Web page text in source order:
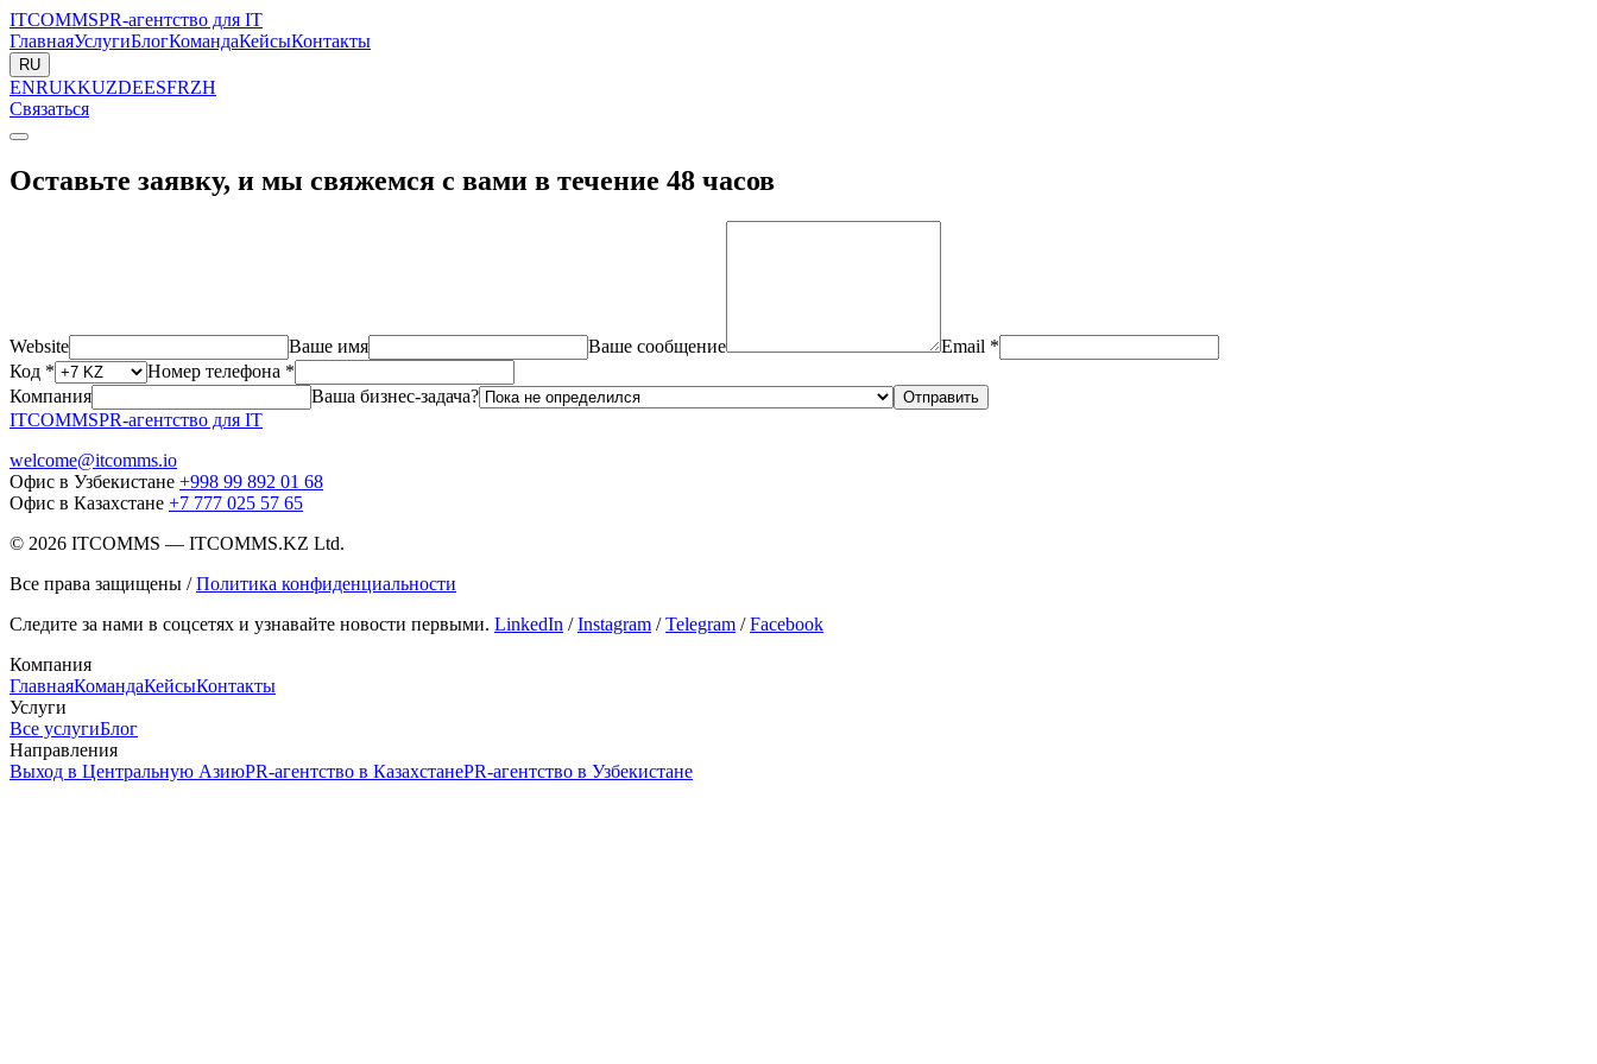
ITCOMMSPR-агентство для IT
ГлавнаяУслугиБлогКомандаКейсыКонтакты
RU
ENRUKKUZDEESFRZH
Связаться
Оставьте заявку, и мы свяжемся с вами в течение 48 часов
Website Ваше имя Ваше сообщение
Email *
Код *
Номер телефона *
Компания
Ваша бизнес-задача? Отправить
ITCOMMSPR-агентство для IT
welcome@itcomms.io
Офис в Узбекистане +998 99 892 01 68
Офис в Казахстане +7 777 025 57 65
© 2026 ITCOMMS — ITCOMMS.KZ Ltd.
Все права защищены / Политика конфиденциальности
Следите за нами в соцсетях и узнавайте новости первыми. LinkedIn /Instagram /Telegram /Facebook
Компания
ГлавнаяКомандаКейсыКонтакты
Услуги
Все услугиБлог
Направления
Выход в Центральную АзиюPR-агентство в КазахстанеPR-агентство в Узбекистане